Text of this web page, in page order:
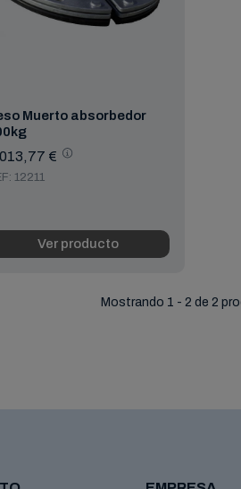
Muerto absorbedor
€
12211
Ver producto
Mostrando 1 - 2 de 2